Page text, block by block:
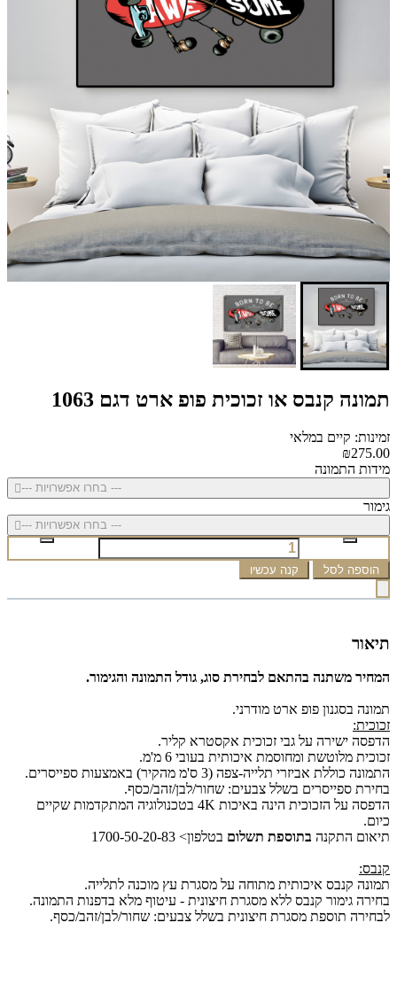
תמונה קנבס או זכוכית פופ ארט דגם 1063
זמינות: קיים במלאי
₪275.00
מידות התמונה
--- בחרו אפשרויות ---
גימור
--- בחרו אפשרויות ---
הוספה לסל קנה עכשיו
תיאור
המחיר משתנה בהתאם לבחירת סוג, גודל התמונה והגימור.
תמונה בסגנון פופ ארט מודרני.
זכוכית:
הדפסה ישירה על גבי זכוכית אקסטרא קליר.
זכוכית מלוטשת ומחוסמת איכותית בעובי 6 מ'מ.
התמונה כוללת אביזרי תלייה-צפה (3 ס'מ מהקיר) באמצעות ספייסרים.
בחירת ספייסרים בשלל צבעים: שחור/לבן/זהב/כסף.
הדפסה על הזכוכית הינה באיכות 4K בטכנולוגיה המתקדמות שקיים
כיום.
תיאום התקנה בתוספת תשלום בטלפון> 1700-50-20-83
קנבס:
תמונה קנבס איכותית מתוחה על מסגרת עץ מוכנה לתלייה.
בחירה גימור קנבס ללא מסגרת חיצונית - עיטוף מלא בדפנות התמונה.
לבחירה תוספת מסגרת חיצונית בשלל צבעים: שחור/לבן/זהב/כסף.